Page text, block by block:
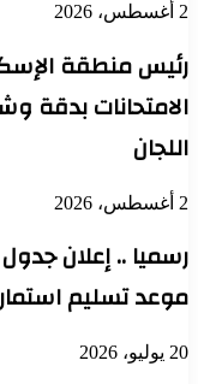
2 أغسطس، 2026
رئيس منطقة
الامتحانات بدقة
اللجان
2 أغسطس، 2026
رسميا .. إعلان جدول
موعد تسليم
20 يوليو، 2026